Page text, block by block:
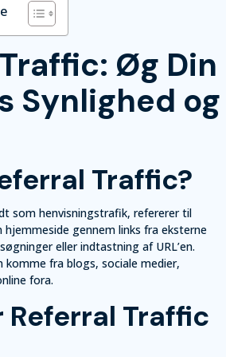
Øg Din
Synlighed og
Traffic?
som henvisningstrafik, refererer til
hjemmeside gennem links fra eksterne
eller indtastning af URL’en.
fra blogs, sociale medier,
fora.
Referral Traffic